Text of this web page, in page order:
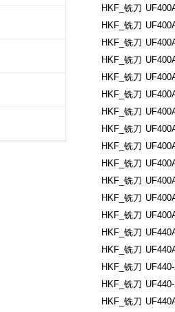
HKF_铣刀
HKF_铣刀
HKF_铣刀
HKF_铣刀
HKF_铣刀
HKF_铣刀
HKF_铣刀
HKF_铣刀
HKF_铣刀
HKF_铣刀
HKF_铣刀
HKF_铣刀
HKF_铣刀
HKF_铣刀
HKF_铣刀
HKF_铣刀
HKF_铣刀
HKF_铣刀